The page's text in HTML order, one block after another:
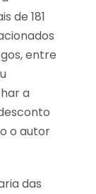
de 181
entre
a
o autor
das